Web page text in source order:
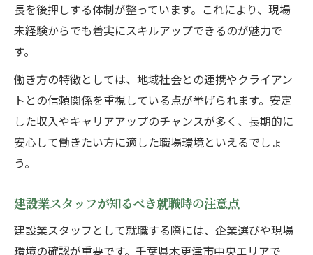
長を後押しする体制が整っています。これにより、現場
未経験からでも着実にスキルアップできるのが魅力で
す。
働き方の特徴としては、地域社会との連携やクライアン
トとの信頼関係を重視している点が挙げられます。安定
した収入やキャリアアップのチャンスが多く、長期的に
安心して働きたい方に適した職場環境といえるでしょ
う。
建設業スタッフが知るべき就職時の注意点
建設業スタッフとして就職する際には、企業選びや現場
環境の確認が重要です。千葉県木更津市中央エリアで